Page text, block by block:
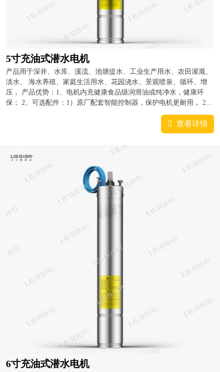
5寸充油式潜水电机
产品用于深井、水库、溪流、池塘提水、工业生产用水、农田灌溉、
淡水、 海水养殖、家庭生活用水、花园浇水、景观喷泉、循环、增
压， 产品优势：1、电机内充健康食品级润滑油或纯净水，健康环
保； 2、可选配件：1）原厂配套智能控制器，保护电机更耐用， 2）
查看详情
6寸充油式潜水电机